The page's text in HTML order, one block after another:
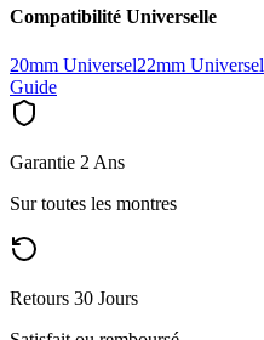
Compatibilité Universelle
20mm Universel22mm Universel
Guide
Garantie 2 Ans
Sur toutes les montres
Retours 30 Jours